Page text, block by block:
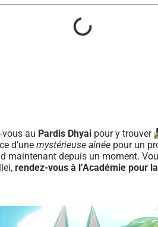
vous au Pardis Dhyai pour y trouver
d’une mystérieuse aînée pour un
maintenant depuis un moment.
rendez-vous à l’Académie pour